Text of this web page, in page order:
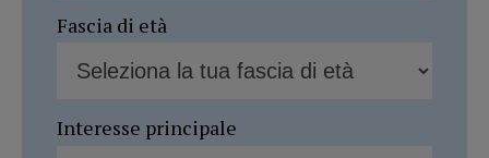
Fascia di età
Interesse principale